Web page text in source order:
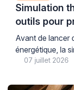
Simulation
outils pour
énergétique
Avant de lancer
énergétique, la
étape
de
07 juillet 2026